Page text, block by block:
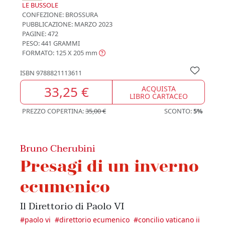
LE BUSSOLE
CONFEZIONE: BROSSURA
PUBBLICAZIONE: MARZO 2023
PAGINE: 472
PESO: 441 GRAMMI
FORMATO: 125 X 205 mm
ISBN 9788821113611
33,25 € ACQUISTA
LIBRO CARTACEO
PREZZO COPERTINA:35,00 € SCONTO:5%
Bruno Cherubini
Presagi di un inverno
ecumenico
Il Direttorio di Paolo VI
#paolo vi #direttorio ecumenico #concilio vaticano ii